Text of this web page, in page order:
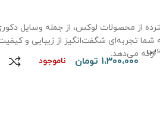
از محصولات لوکس، از جمله وسایل
شما تجربه‌ای شگفت‌انگیز از زیبایی و
ارائه می‌دهد.
۱،۳۰۰،۰۰۰ تومان ناموجود